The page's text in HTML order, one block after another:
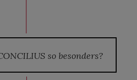
so besonders?